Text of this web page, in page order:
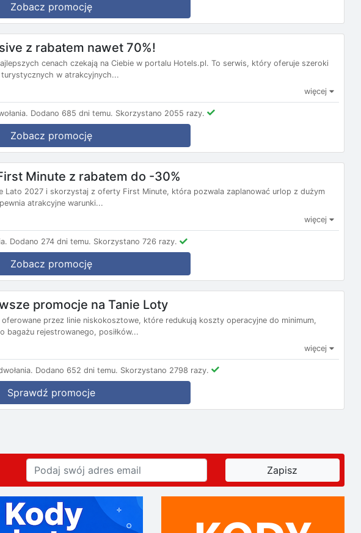
Zobacz promocję
z rabatem nawet 70%!
cenach czekają na Ciebie w portalu Hotels.pl. To serwis, który oferuje szeroki
w atrakcyjnych...
więcej
Dodano 685 dni temu. Skorzystano 2055 razy.
Zobacz promocję
Minute z rabatem do -30%
Lato 2027 i skorzystaj z oferty First Minute, która pozwala zaplanować urlop z dużym
atrakcyjne warunki...
więcej
Dodano 274 dni temu. Skorzystano 726 razy.
Zobacz promocję
promocje na Tanie Loty
oferowane przez linie niskokosztowe, które redukują koszty operacyjne do minimum,
bagażu rejestrowanego, posiłków...
więcej
Dodano 652 dni temu. Skorzystano 2798 razy.
Sprawdź promocje